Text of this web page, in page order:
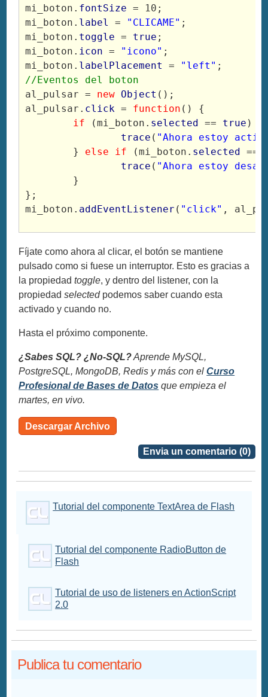
mi_boton. fontSize = 10;
mi_boton. label = "CLICAME" ;
mi_boton. toggle = true ;
mi_boton. icon = "icono" ;
mi_boton. labelPlacement = "left" ;
//Eventos del boton
al_pulsar = new Object ();
al_pulsar. click = function () {
if (mi_boton. selected == true ) {
trace ( "Ahora estoy
	}
else if (mi_boton. selected ==
trace ( "Ahora estoy
	}
};
mi_boton. addEventListener ( "click" ,
Fíjate como ahora al clicar, el botón se mantiene
pulsado como si fuese un interruptor. Esto es gracias a
la propiedadtoggle, y dentro del listener, con la
propiedadselectedpodemos saber cuando esta
activado y cuando no.
Hasta el próximo componente.
¿Sabes SQL? ¿No-SQL?Aprende MySQL,
PostgreSQL, MongoDB, Redis y más con elCurso
Profesional de Bases de Datos que empieza el
martes, en vivo.
Descargar Archivo
Envia un comentario (0)
Tutorial del componente TextArea de Flash
Tutorial del componente RadioButton de
Flash
Tutorial de uso de listeners en ActionScript
2.0
Publica tu comentario